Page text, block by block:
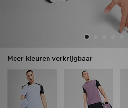
Meer kleuren verkrijgbaar